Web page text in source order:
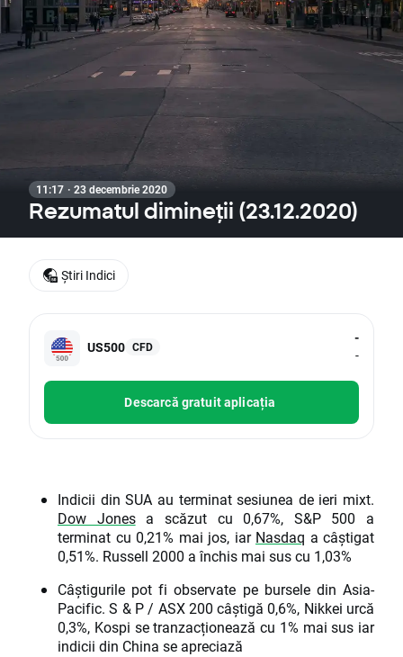
11:17 · 23 decembrie 2020
Rezumatul dimineții (23.12.2020)
US500 CFD
-
-
Descarcă gratuit aplicația
Indicii din SUA au terminat sesiunea de ieri mixt.
Dow Jonesa scăzut cu 0,67%, S&P 500 a
terminat cu 0,21% mai jos, iar Nasdaq a câștigat
0,51%. Russell 2000 a închis mai sus cu 1,03%
Câștigurile pot fi observate pe bursele din Asia-
Pacific. S & P / ASX 200 câștigă 0,6%, Nikkei urcă
0,3%, Kospi se tranzacționează cu 1% mai sus iar
indicii din China se apreciază
Știri Indici